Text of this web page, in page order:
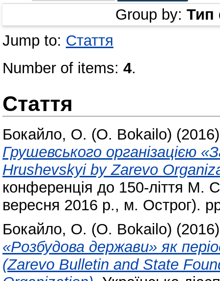
Group by: Тип
Jump to: Стаття
Number of items: 4.
Стаття
Бокайло, О. (О. Bokailo)
Грушевського організацією
Hrushevskyi by Zarevo
конференція до 150-ліття М.
вересня 2016 р., м. Острог).
Бокайло, О. (О. Bokailo)
«Розбудова держави» як
(Zarevo Bulletin and State